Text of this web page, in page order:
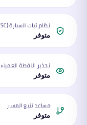
نظام ثبات السيارة (ESC)
متوفر
تحذير النقطة العمياء
متوفر
مساعد تتبع المسار
متوفر